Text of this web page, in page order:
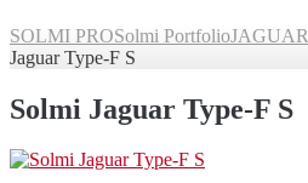
SOLMI PROSolmi PortfolioJAGUAR
Jaguar Type-F S
Solmi Jaguar Type-F S